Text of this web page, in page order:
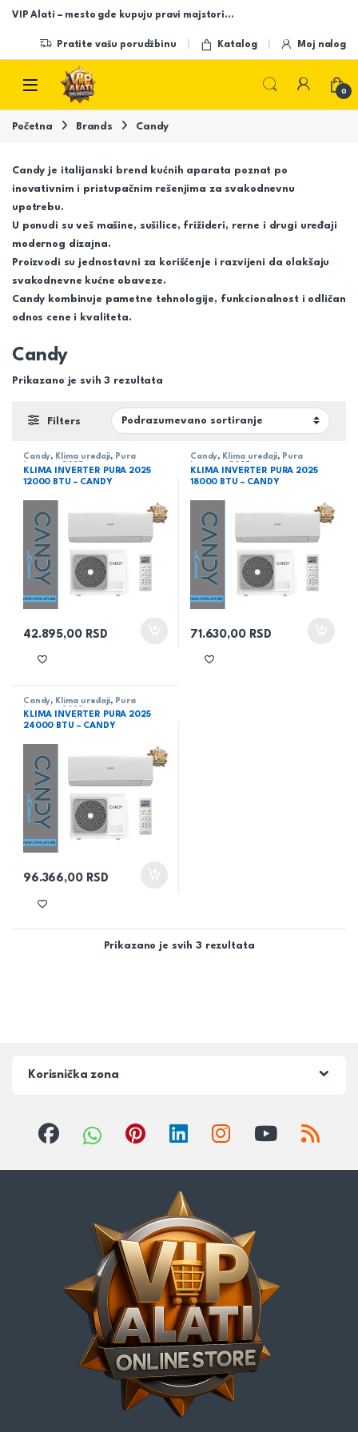
Skip to navigation
Skip to content
VIP Alati – mesto gde kupuju pravi majstori…
Pratite vašu porudžbinu Katalog Moj nalog
Open
0
Početna Brands Candy
Candy je italijanski brend kućnih aparata poznat po
inovativnim i pristupačnim rešenjima za svakodnevnu
upotrebu.
U ponudi su veš mašine, sušilice, frižideri, rerne i drugi uređaji
modernog dizajna.
Proizvodi su jednostavni za korišćenje i razvijeni da olakšaju
svakodnevne kućne obaveze.
Candy kombinuje pametne tehnologije, funkcionalnost i odličan
odnos cene i kvaliteta.
Candy
Prikazano je svih 3 rezultata
Filters
Candy, Klima uređaji, Pura
inverter 2025
KLIMA INVERTER PURA 2025
12000 BTU – CANDY
42.895,00 RSD
Candy, Klima uređaji, Pura
inverter 2025
KLIMA INVERTER PURA 2025
18000 BTU – CANDY
71.630,00 RSD
Candy, Klima uređaji, Pura
inverter 2025
KLIMA INVERTER PURA 2025
24000 BTU – CANDY
96.366,00 RSD
Prikazano je svih 3 rezultata
Korisnička zona